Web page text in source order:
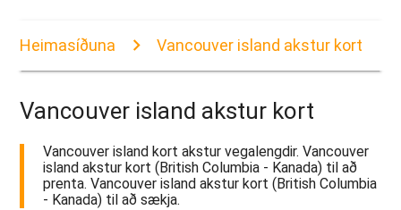
Heimasíðuna Vancouver island akstur kort
Vancouver island akstur kort
Vancouver island kort akstur vegalengdir. Vancouver
island akstur kort (British Columbia - Kanada) til að
prenta. Vancouver island akstur kort (British Columbia
- Kanada) til að sækja.